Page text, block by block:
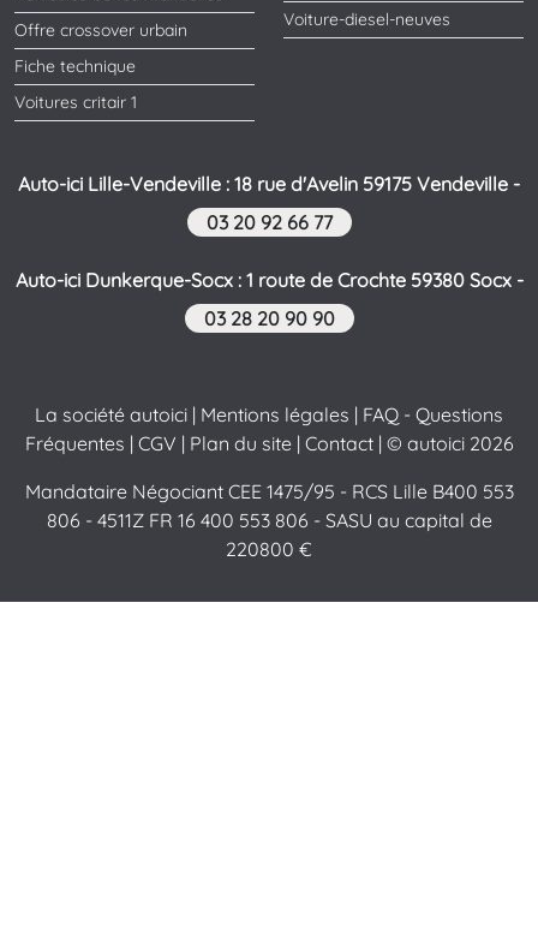
Offre crossover urbain
Fiche technique
Voitures critair 1
Voiture-diesel-neuves
Auto-ici Lille-Vendeville : 18 rue d'Avelin 59175 Vendeville -
03 20 92 66 77
Auto-ici Dunkerque-Socx : 1 route de Crochte 59380 Socx -
03 28 20 90 90
La société autoici | Mentions légales | FAQ - Questions
Fréquentes | CGV | Plan du site| Contact| © autoici 2026
Mandataire Négociant CEE 1475/95 - RCS Lille B400 553
806 - 4511Z FR 16 400 553 806 - SASU au capital de
220800 €